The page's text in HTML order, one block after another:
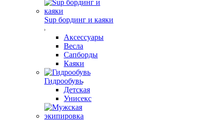
Sup бординг и каяки
Аксессуары
Весла
Сапборды
Каяки
Гидрообувь
Детская
Унисекс